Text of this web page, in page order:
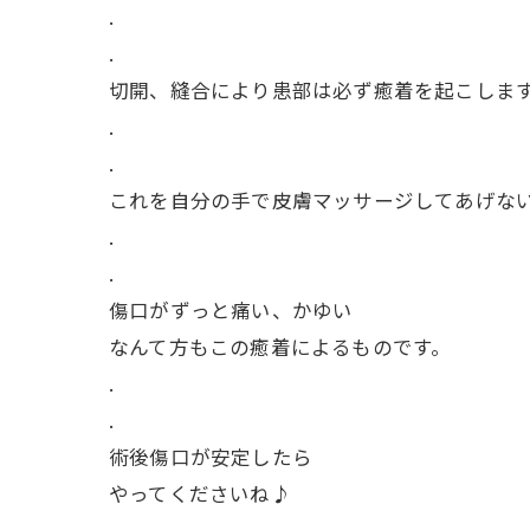
.
.
切開、縫合により患部は必ず癒着を起こしま
.
.
これを自分の手で皮膚マッサージしてあげな
.
.
傷口がずっと痛い、かゆい
なんて方もこの癒着によるものです。
.
.
術後傷口が安定したら
やってくださいね♪